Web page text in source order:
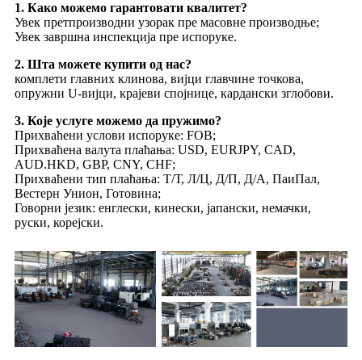
1. Како можемо гарантовати квалитет?
Увек претпроизводни узорак пре масовне производње;
Увек завршна инспекција пре испоруке.
2. Шта можете купити од нас?
комплети главних клинова, вијци главчине точкова,
опружни U-вијци, крајеви спојнице, кардански зглобови.
3. Које услуге можемо да пружимо?
Прихваћени услови испоруке: FOB;
Прихваћена валута плаћања: USD, EURJPY, CAD,
AUD.HKD, GBP, CNY, CHF;
Прихваћени тип плаћања: Т/Т, Л/Ц, Д/П, Д/А, ПаиПал,
Вестерн Унион, Готовина;
Говорни језик: енглески, кинески, јапански, немачки,
руски, корејски.